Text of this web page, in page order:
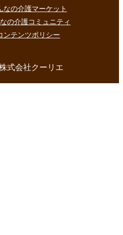
なの介護マーケット
の介護コミュニティ
ンテンツポリシー
式会社クーリエ